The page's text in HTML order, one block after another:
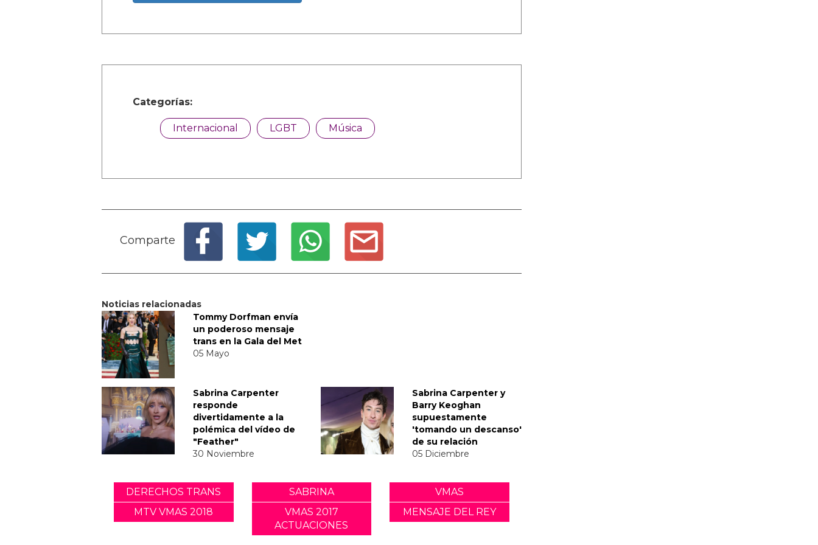
Categorías:
Internacional LGBT Música
Comparte
Noticias relacionadas
Tommy Dorfman envía
un poderoso mensaje
trans en la Gala del Met
05 Mayo
Sabrina Carpenter
responde
divertidamente a la
polémica del vídeo de
"Feather"
30 Noviembre
Sabrina Carpenter y
Barry Keoghan
supuestamente
'tomando un descanso'
de su relación
05 Diciembre
DERECHOS TRANS SABRINA
VMAS
MTV VMAS 2018
VMAS 2017
ACTUACIONES
MENSAJE DEL REY